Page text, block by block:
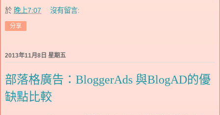
於 晚上7:07 沒有留言:
分享
2013年11月8日 星期五
部落格廣告：BloggerAds 與BlogAD的優
缺點比較